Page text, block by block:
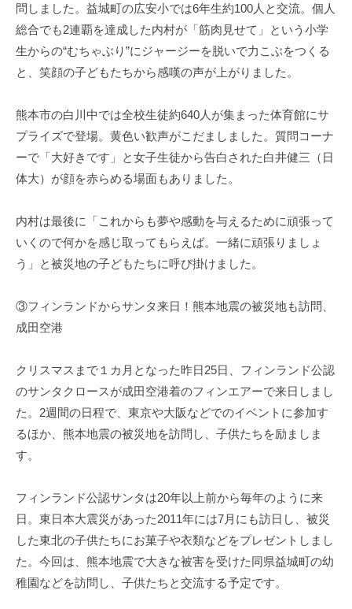
問しました。益城町の広安小では6年生約100人と交流。個人
総合でも2連覇を達成した内村が「筋肉見せて」という小学
生からの“むちゃぶり”にジャージーを脱いで力こぶをつくる
と、笑顔の子どもたちから感嘆の声が上がりました。
熊本市の白川中では全校生徒約640人が集まった体育館にサ
プライズで登場。黄色い歓声がこだましました。質問コーナ
ーで「大好きです」と女子生徒から告白された白井健三（日
体大）が顔を赤らめる場面もありました。
内村は最後に「これからも夢や感動を与えるために頑張って
いくので何かを感じ取ってもらえば。一緒に頑張りましょ
う」と被災地の子どもたちに呼び掛けました。
③フィンランドからサンタ来日！熊本地震の被災地も訪問、
成田空港
クリスマスまで１カ月となった昨日25日、フィンランド公認
のサンタクロースが成田空港着のフィンエアーで来日しまし
た。2週間の日程で、東京や大阪などでのイベントに参加す
るほか、熊本地震の被災地を訪問し、子供たちを励ましま
す。
フィンランド公認サンタは20年以上前から毎年のように来
日。東日本大震災があった2011年には7月にも訪日し、被災
した東北の子供たちにお菓子や衣類などをプレゼントしまし
た。今回は、熊本地震で大きな被害を受けた同県益城町の幼
稚園などを訪問し、子供たちと交流する予定です。